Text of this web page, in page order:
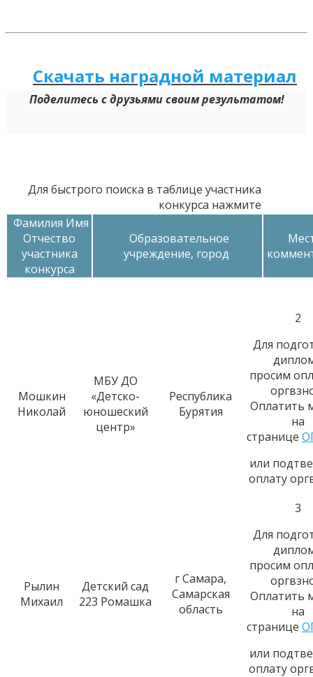
Скачать наградной материал
Поделитесь с друзьями своим результатом!
Для быстрого поиска в таблице участника
конкурса нажмите
Фамилия Имя
Отчество
участника
конкурса
Образовательное
учреждение, город
Мошкин
Николай
МБУ ДО
«Детско-
юношеский
центр»
Республика
Бурятия
2
Для
просим
Оплатить
на
странице
или
оплату
Рылин
Михаил
Детский сад
223 Ромашка
г Самара,
Самарская
область
3
Для
просим
Оплатить
на
странице
или
оплату